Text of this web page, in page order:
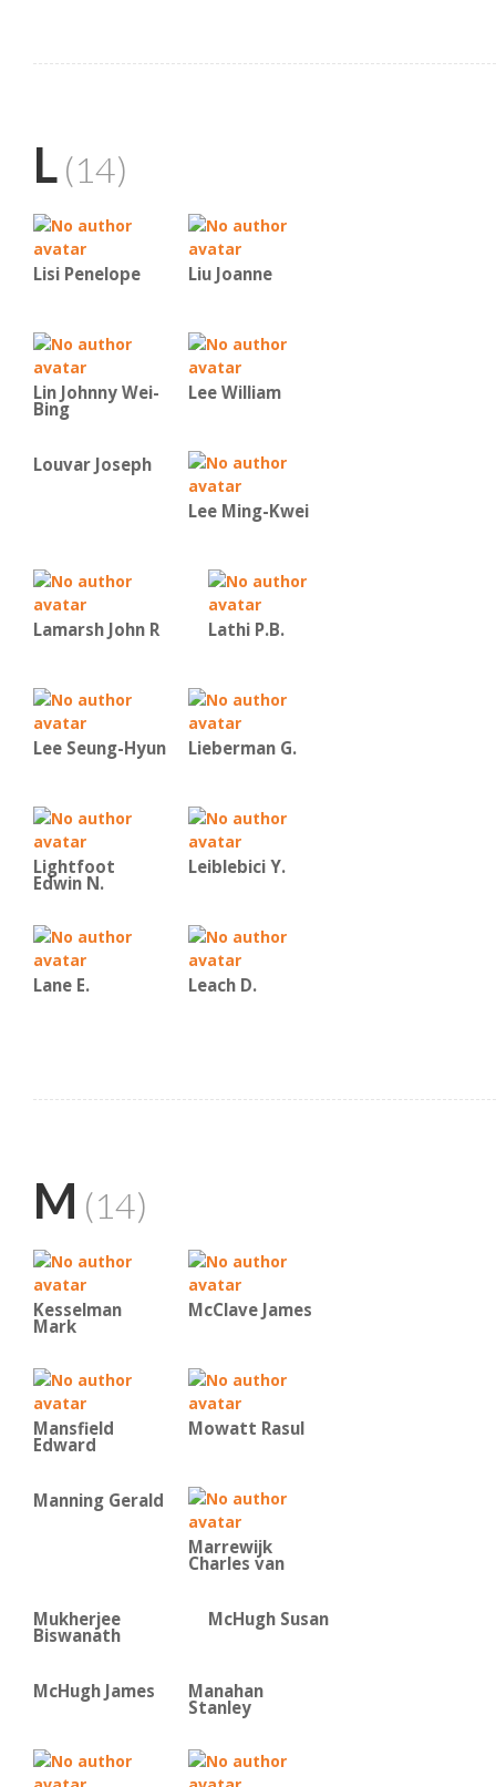
L (14)
Lisi Penelope Liu Joanne
Lin Johnny Wei-
Bing
Lee William
Louvar Joseph
Lee Ming-Kwei
Lamarsh John R Lathi P.B.
Lee Seung-Hyun Lieberman G.
Lightfoot
Edwin N.
Leiblebici Y.
Lane E. Leach D.
M (14)
Kesselman
Mark
McClave James
Mansfield
Edward
Mowatt Rasul
Manning Gerald
Marrewijk
Charles van
Mukherjee
Biswanath
McHugh Susan
McHugh James Manahan
Stanley